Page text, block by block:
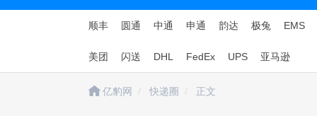
顺丰 圆通 中通 申通 韵达 极兔 EMS
美团 闪送 DHL FedEx UPS 亚马逊
亿豹网 快递圈 正文